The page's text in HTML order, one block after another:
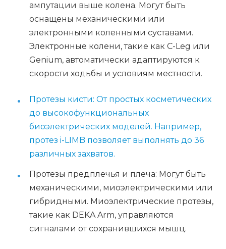
ампутации выше колена. Могут быть
оснащены механическими или
электронными коленными суставами.
Электронные колени, такие как C-Leg или
Genium, автоматически адаптируются к
скорости ходьбы и условиям местности.
Протезы кисти: От простых косметических
до высокофункциональных
биоэлектрических моделей. Например,
протез i-LIMB позволяет выполнять до 36
различных захватов.
Протезы предплечья и плеча: Могут быть
механическими, миоэлектрическими или
гибридными. Миоэлектрические протезы,
такие как DEKA Arm, управляются
сигналами от сохранившихся мышц.